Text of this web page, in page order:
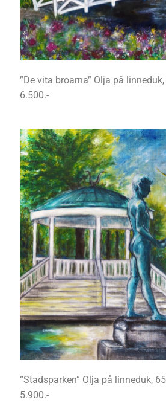
”De vita broarna” Olja på
6.500.-
”Stadsparken” Olja på linneduk,
5.900.-